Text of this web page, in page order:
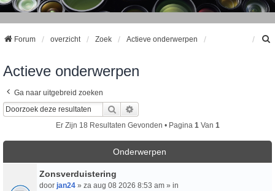
Forum overzicht Zoek Actieve onderwerpen
Actieve onderwerpen
Ga naar uitgebreid zoeken
Zoek
Er Zijn 18 Resultaten Gevonden • Pagina 1 Van 1
Onderwerpen
Zonsverduistering
door jan24 » za aug 08 2026 8:53 am » in